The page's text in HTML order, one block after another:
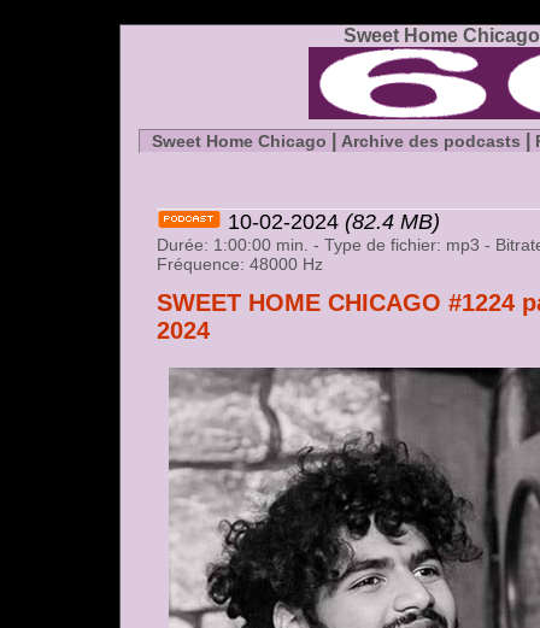
Sweet Home
Sweet Home Chicago Archive des podcasts
10-02-2024 (82.4 MB)
Durée: 1:00:00 min. - Type de fichier: mp3 -
Fréquence: 48000 Hz
SWEET HOME CHICAGO #1224
2024